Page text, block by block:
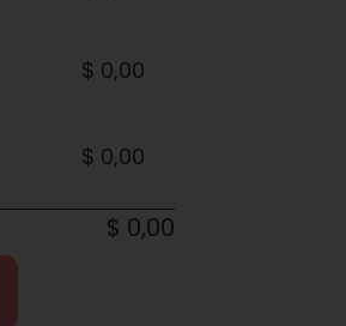
$ 0,00
$ 0,00
$ 0,00